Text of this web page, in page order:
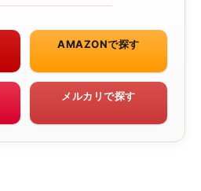
AMAZONで探す
メルカリで探す